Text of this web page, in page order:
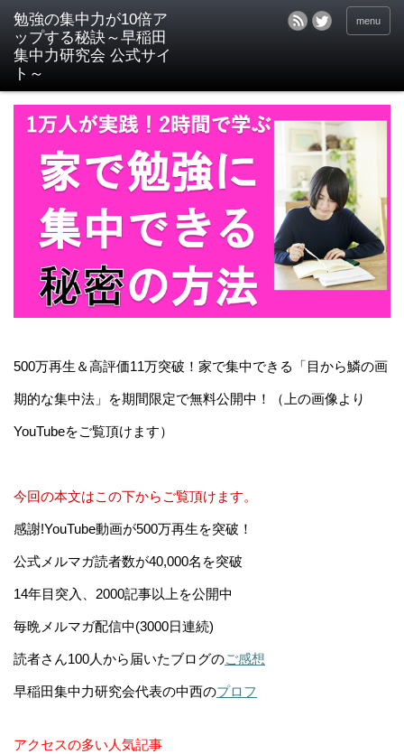
menu
500万再生＆高評価11万突破！家で集中できる「目から鱗の画
期的な集中法」を期間限定で無料公開中！（上の画像より
YouTubeをご覧頂けます）
今回の本文はこの下からご覧頂けます。
感謝!YouTube動画が500万再生を突破！
公式メルマガ読者数が40,000名を突破
14年目突入、2000記事以上を公開中
毎晩メルマガ配信中(3000日連続)
読者さん100人から届いたブログのご感想
早稲田集中力研究会代表の中西のプロフ
アクセスの多い人気記事